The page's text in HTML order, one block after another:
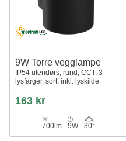
9W Torre vegglampe
IP54 utendørs, rund, CCT, 3
lysfarger, sort, inkl. lyskilde
163 kr
700lm 9W 30°